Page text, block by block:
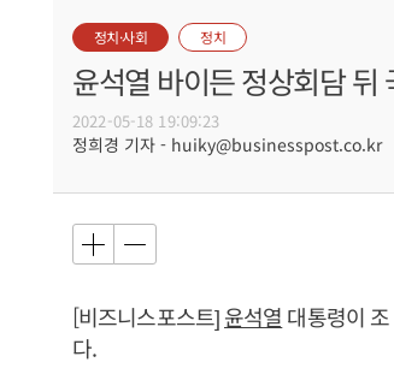
정치·사회 정치
윤석열 바이든 정상회담 뒤
2022-05-18 19:09:23
정희경 기자 - huiky@businesspost.co.kr
[비즈니스포스트]윤석열 대통령이
다.